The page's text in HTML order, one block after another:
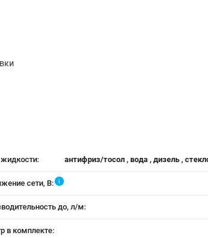
антифриз/тосол , вода , дизель ,
сети, В: i
до, л/м:
в комплекте: